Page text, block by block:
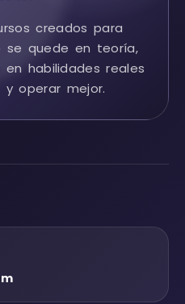
creados para
se quede en teoría,
habilidades reales
y operar mejor.